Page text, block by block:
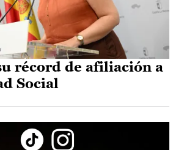
récord de afiliación a
Social